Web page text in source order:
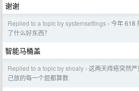
谢谢
Replied to a topic by systemsettings › 今年 618
了什么好东西？
智能马桶盖
Replied to a topic by shoaly › 这两天痔疮突然
己放的每一个屁都算数